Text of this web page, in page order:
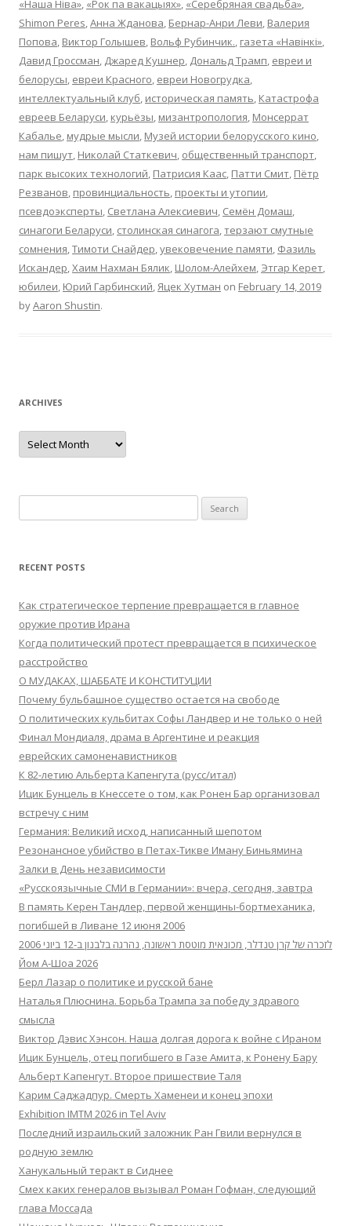
«Наша Ніва», «Рок па вакацыях», «Серебряная свадьба»,
Shimon Peres,Анна Жданова, Бернар-Анри Леви, Валерия
Попова, Виктор Голышев, Вольф Рубинчик., газета «Навінкі»,
Давид Гроссман, Джаред Кушнер, Дональд Трамп, евреи и
белорусы, евреи Красного, евреи Новогрудка,
интеллектуальный клуб, историческая память, Катастрофа
евреев Беларуси, курьёзы, мизантропология, Монсеррат
Кабалье, мудрые мысли, Музей истории белорусского кино,
нам пишут, Николай Статкевич, общественный транспорт,
парк высоких технологий, Патрисия Каас, Патти Смит, Пётр
Резванов, провинциальность, проекты и утопии,
псевдоэксперты, Светлана Алексиевич, Семён Домаш,
синагоги Беларуси, столинская синагога,терзают смутные
сомнения,Тимоти Снайдер,увековечение памяти, Фазиль
Искандер,Хаим Нахман Бялик, Шолом-Алейхем, Этгар Керет,
юбилеи, Юрий Гарбинский,Яцек Хутман on February 14, 2019
byAaron Shustin.
ARCHIVES
Archives
for:
RECENT POSTS
Как стратегическое терпение превращается в главное
оружие против Ирана
Когда политический протест превращается в психическое
расстройство
О МУДАКАХ, ШАББАТЕ И КОНСТИТУЦИИ
Почему бульбашное существо остается на свободе
О политических кульбитах Софы Ландвер и не только о ней
Финал Мондиаля, драма в Аргентине и реакция
еврейских самоненавистников
К 82-летию Альберта Капенгута (русс/итал)
Ицик Бунцель в Кнессете о том, как Ронен Бар организовал
встречу с ним
Германия: Великий исход, написанный шепотом
Резонансное убийство в Петах-Тикве Иману Биньямина
Залки в День независимости
«Русскоязычные СМИ в Германии»: вчера, сегодня, завтра
В память Керен Тандлер, первой женщины-бортмеханика,
погибшей в Ливане 12 июня 2006
לזכרה של קרן טנדלר, מכונאית מוטסת ראשונה, נהרגה בלבנון ב-12 ביוני 2006
Йом А-Шоа 2026
Берл Лазар о политике и русской бане
Наталья Плюснина. Борьба Трампа за победу здравого
смысла
Виктор Дэвис Хэнсон. Наша долгая дорога к войне с Ираном
Ицик Бунцель, отец погибшего в Газе Амита, к Ронену Бару
Альберт Капенгут. Второе пришествие Таля
Карим Саджадпур. Смерть Хаменеи и конец эпохи
Exhibition IMTM 2026 in Tel Aviv
Последний израильский заложник Ран Гвили вернулся в
родную землю
Ханукальный теракт в Сиднее
Смех каких генералов вызывал Роман Гофман, следующий
глава Моссада